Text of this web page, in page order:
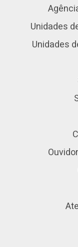
Unidades
Unidades